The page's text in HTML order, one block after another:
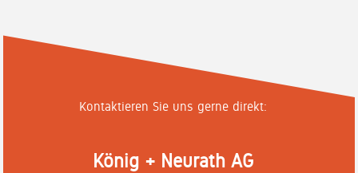
Kontaktieren Sie uns gerne direkt:
König + Neurath AG